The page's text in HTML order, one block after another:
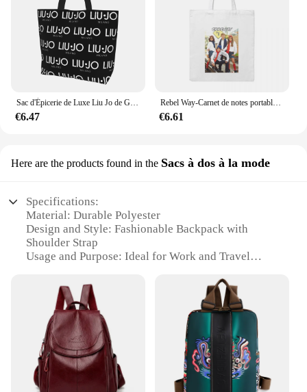
€6.47
Rebel Way-Carnet de notes portable, sacs à provisions, sacs à lunch, cadeaux pour femmes
€6.61
Here are the products found in the Sacs à dos à la mode
Specifications:
Material: Durable Polyester
Design and Style: Fashionable Backpack with
Shoulder Strap
Usage and Purpose: Ideal for Work and Travel
Performance and Property: Water-Resistant and
Easy to Clean
Parts and Accessories: Includes a Padded Laptop
Compartment
Features:
**Effortless Elegance for the Modern
Professional**